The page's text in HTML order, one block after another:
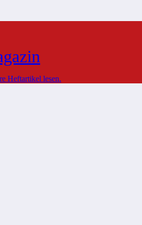
Heftartikel lesen.